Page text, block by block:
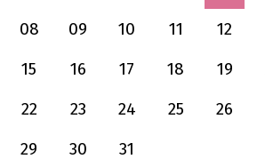
08
09 10 11 12
15
16 17 18 19
22
23 24 25 26
29
30 31